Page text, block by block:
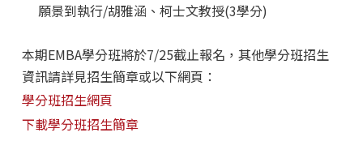
願景到執行/胡雅涵、柯士文教授(3學分)
本期EMBA學分班將於7/25截止報名，其他學分班招生
資訊請詳見招生簡章或以下網頁：
學分班招生網頁
下載學分班招生簡章